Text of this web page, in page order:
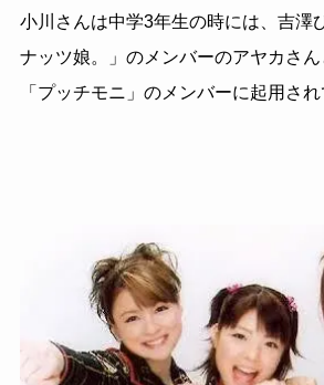
小川さんは中学3年生の時には、吉澤
ナッツ娘。」のメンバーのアヤカさ
「プッチモニ」のメンバーに起用され